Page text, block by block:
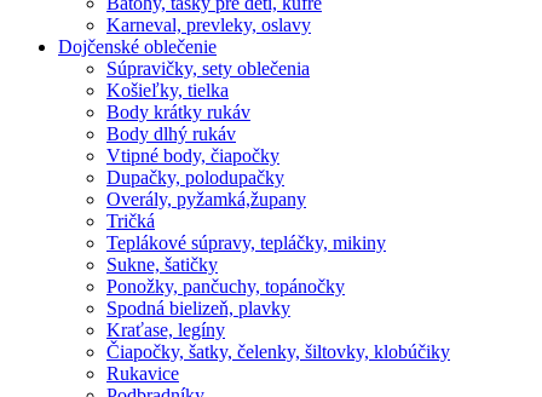
Karneval, prevleky, oslavy
Dojčenské oblečenie
Súpravičky, sety oblečenia
Košieľky, tielka
Body krátky rukáv
Body dlhý rukáv
Vtipné body, čiapočky
Dupačky, polodupačky
Overály, pyžamká,župany
Tričká
Teplákové súpravy, tepláčky, mikiny
Sukne, šatičky
Ponožky, pančuchy, topánočky
Spodná bielizeň, plavky
Kraťase, legíny
Čiapočky, šatky, čelenky, šiltovky, klobúčiky
Rukavice